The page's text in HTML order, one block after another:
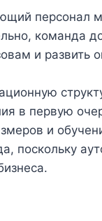
персонал
команда
и развить
в первую
и
поскольку